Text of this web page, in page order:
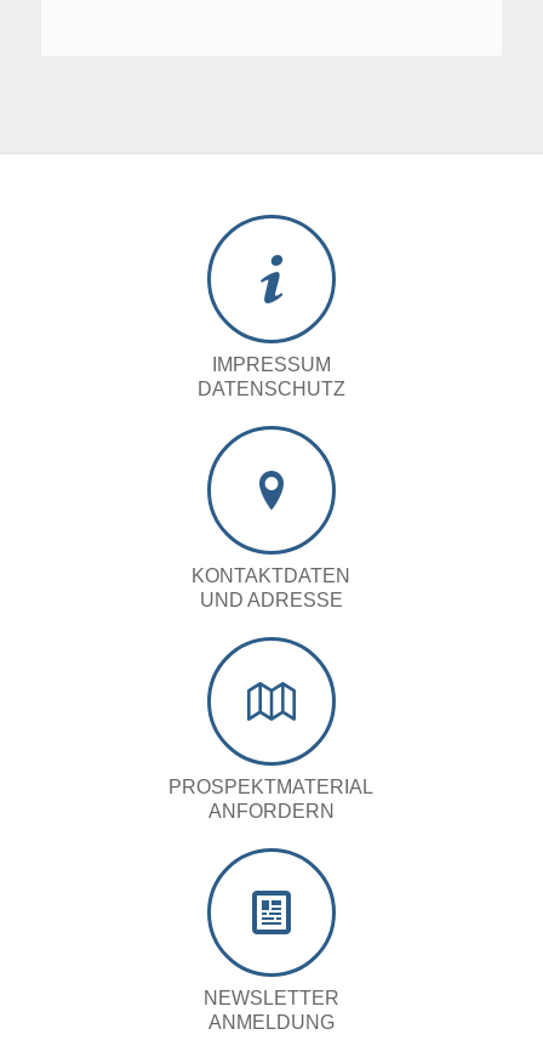
IMPRESSUM
DATENSCHUTZ
KONTAKTDATEN
UND ADRESSE
PROSPEKTMATERIAL
ANFORDERN
NEWSLETTER
ANMELDUNG